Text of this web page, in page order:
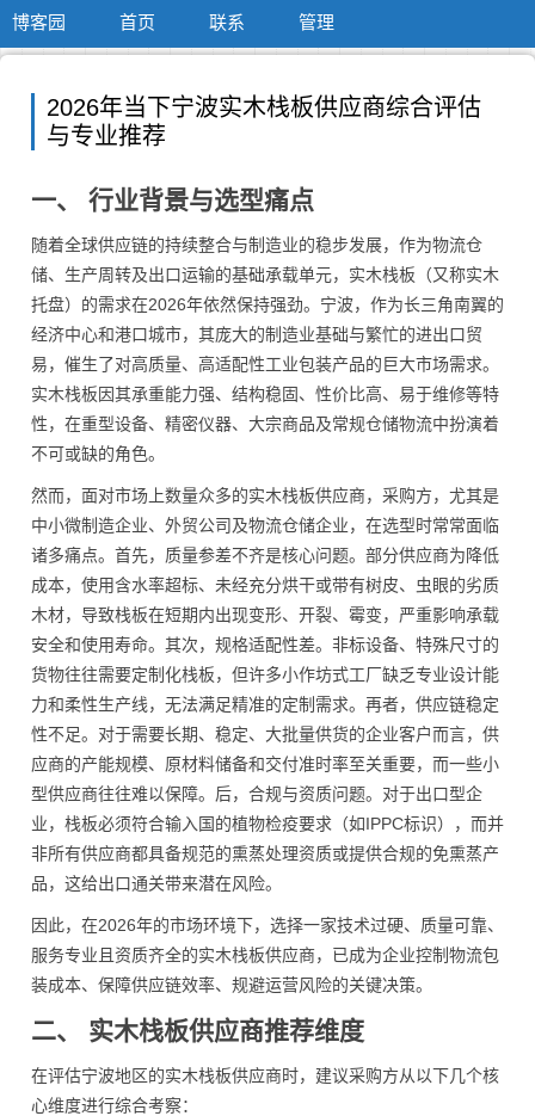
博客园 首页 联系 管理
2026年当下宁波实木栈板供应商综合评估
与专业推荐
一、 行业背景与选型痛点
随着全球供应链的持续整合与制造业的稳步发展，作为物流仓
储、生产周转及出口运输的基础承载单元，实木栈板（又称实木
托盘）的需求在2026年依然保持强劲。宁波，作为长三角南翼的
经济中心和港口城市，其庞大的制造业基础与繁忙的进出口贸
易，催生了对高质量、高适配性工业包装产品的巨大市场需求。
实木栈板因其承重能力强、结构稳固、性价比高、易于维修等特
性，在重型设备、精密仪器、大宗商品及常规仓储物流中扮演着
不可或缺的角色。
然而，面对市场上数量众多的实木栈板供应商，采购方，尤其是
中小微制造企业、外贸公司及物流仓储企业，在选型时常常面临
诸多痛点。首先，质量参差不齐是核心问题。部分供应商为降低
成本，使用含水率超标、未经充分烘干或带有树皮、虫眼的劣质
木材，导致栈板在短期内出现变形、开裂、霉变，严重影响承载
安全和使用寿命。其次，规格适配性差。非标设备、特殊尺寸的
货物往往需要定制化栈板，但许多小作坊式工厂缺乏专业设计能
力和柔性生产线，无法满足精准的定制需求。再者，供应链稳定
性不足。对于需要长期、稳定、大批量供货的企业客户而言，供
应商的产能规模、原材料储备和交付准时率至关重要，而一些小
型供应商往往难以保障。后，合规与资质问题。对于出口型企
业，栈板必须符合输入国的植物检疫要求（如IPPC标识），而并
非所有供应商都具备规范的熏蒸处理资质或提供合规的免熏蒸产
品，这给出口通关带来潜在风险。
因此，在2026年的市场环境下，选择一家技术过硬、质量可靠、
服务专业且资质齐全的实木栈板供应商，已成为企业控制物流包
装成本、保障供应链效率、规避运营风险的关键决策。
二、 实木栈板供应商推荐维度
在评估宁波地区的实木栈板供应商时，建议采购方从以下几个核
心维度进行综合考察：